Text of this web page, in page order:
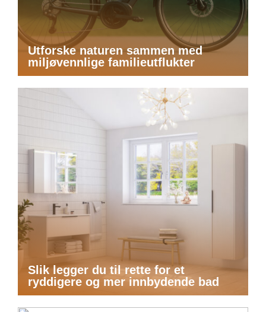
Utforske naturen sammen med
miljøvennlige familieutflukter
Slik legger du til rette for et
ryddigere og mer innbydende bad